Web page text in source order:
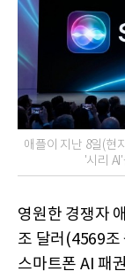
애플이 지난 8일(현
'시리
영원한 경쟁자
조 달러(4569조
스마트폰 AI 패